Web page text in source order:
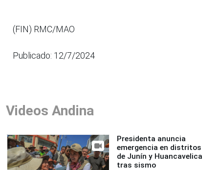
(FIN) RMC/MAO
Publicado: 12/7/2024
Videos Andina
Presidenta anuncia
emergencia en distritos
de Junín y Huancavelica
tras sismo